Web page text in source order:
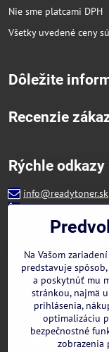
Nie sme platcami DPH
Všetky uvedené ceny
Dôležite
Recenzie
Rýchle odkazy
info@readytoner.sk
+421 944 322 536
Facebook
WhatsApp
Na Vašom
predstavuje
a poskytnúť mu
stránkou, najmä
prihlásenia,
optimalizáciu
bezpečnostné
zobrazenia